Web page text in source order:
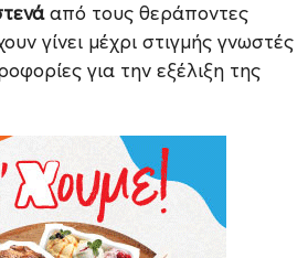
από τους θεράποντες
γίνει μέχρι στιγμής γνωστές
για την εξέλιξη της